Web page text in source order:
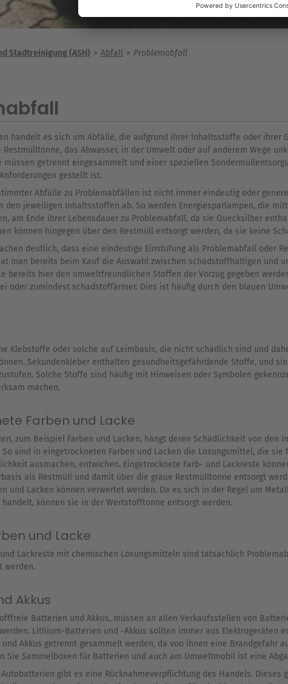
Stadtreinigung (ASH) Abfall Problemabfall
handelt es sich um Abfälle, die aufgrund ihrer Inhaltsstoffe oder ihrer
Restmülltonne, das Abwasser, in der Umwelt oder auf anderem Wege
müssen getrennt eingesammelt und einer speziellen
gestellt ist.
Abfälle zu Problemabfällen ist nicht immer eindeutig oder
den jeweiligen Inhaltsstoffen ab. So werden Energiesparlampen, die
am Ende ihrer Lebensdauer zu Problemabfall, da sie Quecksilber
können hingegen über den Restmüll entsorgt werden, da sie keine
deutlich, dass eine eindeutige Einstufung als Problemabfall oder
man bereits beim Kauf die Auswahl zwischen schadstoffhaltigen und
bereits hier den umweltfreundlichen Stoffen der Vorzug gegeben
oder zumindest schadstoffärmer. Dies ist häufig durch den blauen
Klebstoffe oder solche auf Leimbasis, die nicht schädlich sind und
Sekundenkleber enthalten gesundheitsgefährdende Stoffe, und
Solche Stoffe sind häufig mit Hinweisen oder Symbolen
machen.
Farben und Lacke
zum Beispiel Farben und Lacken, hängt deren Schädlichkeit von den
So sind in eingetrockneten Farben und Lacken die Lösungsmittel, die sie
ausmachen, entwichen. Eingetrocknete Farb- und Lackreste
als Restmüll und damit über die graue Restmülltonne entsorgt
und Lacken können verwertet werden. Da es sich in der Regel um
können sie in der Wertstofftonne entsorgt werden.
und Lacke
Lackreste mit chemischen Lösungsmitteln sind tatsächlich
werden.
Akkus
Batterien und Akkus, müssen an allen Verkaufsstellen von
Lithium-Batterien und -Akkus sollten immer aus Elektrogeräten
Akkus getrennt gesammelt werden, da von ihnen eine Brandgefahr
Sie Sammelboxen für Batterien und auch am Umweltmobil ist eine
Autobatterien gibt es eine Rücknahmeverpflichtung des Handels. Dieses